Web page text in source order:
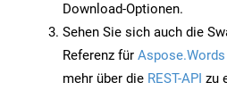
Download-Optionen.
Sehen Sie sich auch die
Referenz für Aspose.Words
mehr über die REST-API zu